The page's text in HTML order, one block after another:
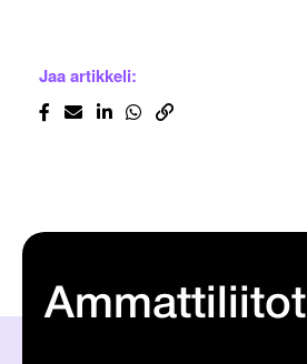
Jaa artikkeli:
Ammattiliitot